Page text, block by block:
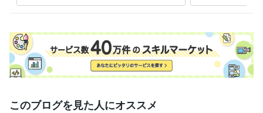
このブログを見た人にオススメ